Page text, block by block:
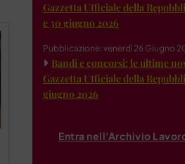
Gazzetta Ufficiale della
e 30 giugno 2026
Pubblicazione: venerdì 26 Giugno
Bandi e concorsi: le ultime
Gazzetta Ufficiale della
giugno 2026
Entra nell'Archivio